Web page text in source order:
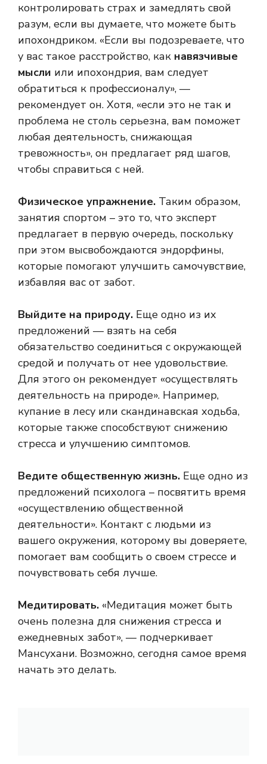
контролировать страх и замедлять свой
разум, если вы думаете, что можете быть
ипохондриком. «Если вы подозреваете, что
у вас такое расстройство, как навязчивые
мысли или ипохондрия, вам следует
обратиться к профессионалу», —
рекомендует он. Хотя, «если это не так и
проблема не столь серьезна, вам поможет
любая деятельность, снижающая
тревожность», он предлагает ряд шагов,
чтобы справиться с ней.
Физическое упражнение. Таким образом,
занятия спортом – это то, что эксперт
предлагает в первую очередь, поскольку
при этом высвобождаются эндорфины,
которые помогают улучшить самочувствие,
избавляя вас от забот.
Выйдите на природу. Еще одно из их
предложений — взять на себя
обязательство соединиться с окружающей
средой и получать от нее удовольствие.
Для этого он рекомендует «осуществлять
деятельность на природе». Например,
купание в лесу или скандинавская ходьба,
которые также способствуют снижению
стресса и улучшению симптомов.
Ведите общественную жизнь. Еще одно из
предложений психолога – посвятить время
«осуществлению общественной
деятельности». Контакт с людьми из
вашего окружения, которому вы доверяете,
помогает вам сообщить о своем стрессе и
почувствовать себя лучше.
Медитировать. «Медитация может быть
очень полезна для снижения стресса и
ежедневных забот», — подчеркивает
Мансухани. Возможно, сегодня самое время
начать это делать.